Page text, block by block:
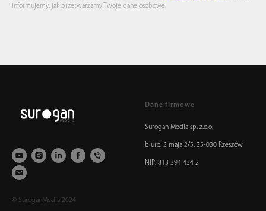
informujemy, jak przetwarzamy Twoje dane osobowe.
© SuroganMedia 2024
Dane firmowe
Surogan Media sp. z.o.o.
biuro: 3 maja 2/5, 35-030 Rzeszów
NIP: 813 394 434 2